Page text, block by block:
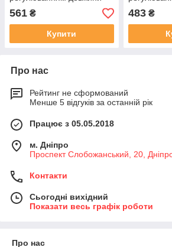
600мм полірований
561 ₴
Купити
400мм
483₴
Про нас
Рейтинг не сформований
Менше 5 відгуків за останній рік
Працює з 05.05.2018
м. Дніпро
Проспект Слобожанський, 20,
Контакти
Сьогодні вихідний
Показати весь графік роботи
Про нас